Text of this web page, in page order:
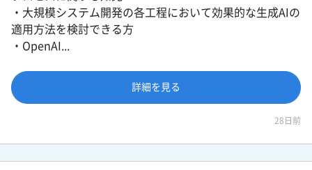
・大規模システム開発の各工程において効果的な生成AIの
適用方法を検討できる方
・OpenAI...
詳細を見る
28日前